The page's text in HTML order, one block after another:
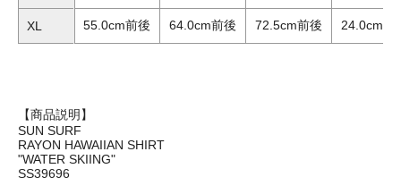
XL 55.0cm前後 64.0cm前後 72.5cm前後 24.0cm前
【商品説明】
SUN SURF
RAYON HAWAIIAN SHIRT
"WATER SKIING"
SS39696